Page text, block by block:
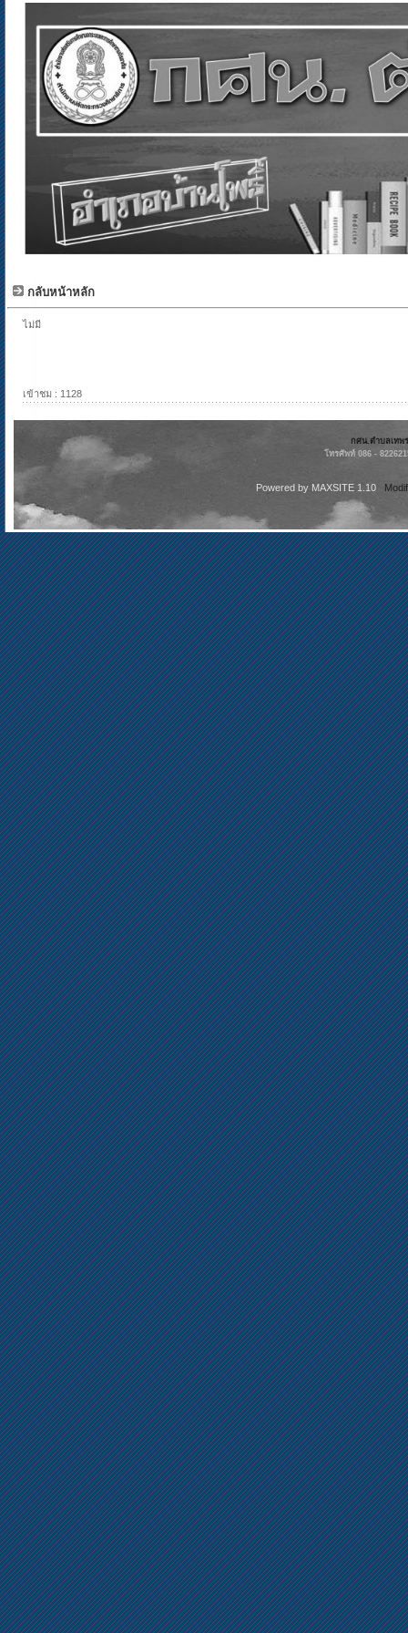
กลับหน้าหลัก
ไม่มี
เข้าชม : 1128
กศน.ตำบลเทพ
โทรศัพท์ 086 -
Powered by MAXSITE 1.10